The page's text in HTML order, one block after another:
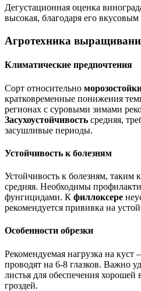
Дегустационная оценка
высокая, благодаря его
Агротехника
Климатические предпочтения
Сорт относительно
кратковременные понижения
регионах с суровыми зимами
Засухоустойчивость средняя,
засушливые периоды.
Устойчивость к болезням
Устойчивость к болезням, таким
средняя. Необходимы
фунгицидами. К филлоксере
рекомендуется прививка на
Особенности обрезки
Рекомендуемая нагрузка на куст
проводят на 6-8 глазков. Важно
листья для обеспечения
гроздей.